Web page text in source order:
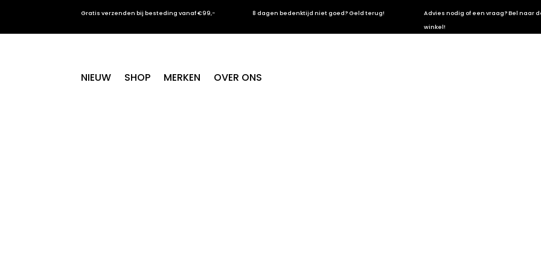
Gratis verzenden bij besteding vanaf €99,- 8 dagen bedenktijd niet goed? Geld terug!
Advies nodig of een vraag? Bel naar
winkel!
NIEUW SHOP MERKEN OVER ONS